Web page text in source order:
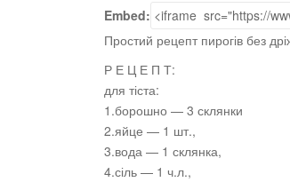
Embed:
Простий рецепт пирогів без
Р Е Ц Е П Т:
для тіста:
1.борошно — 3 склянки
2.яйце — 1 шт.,
3.вода — 1 склянка,
4.сіль — 1 ч.л.,